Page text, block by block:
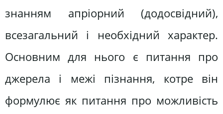
знанням апріорний (додосвідний),
всезагальний і необхідний характер.
Основним для нього є питання про
джерела і межі пізнання, котре він
формулює як питання про можливість